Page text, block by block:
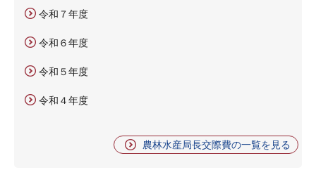
令和７年度
令和６年度
令和５年度
令和４年度
農林水産局長交際費の一覧を見る